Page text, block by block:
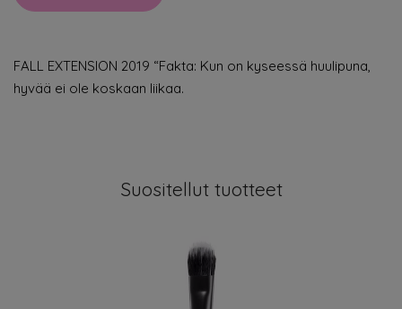
FALL EXTENSION 2019 “Fakta: Kun on kyseessä huulipuna,
hyvää ei ole koskaan liikaa.
Suositellut tuotteet